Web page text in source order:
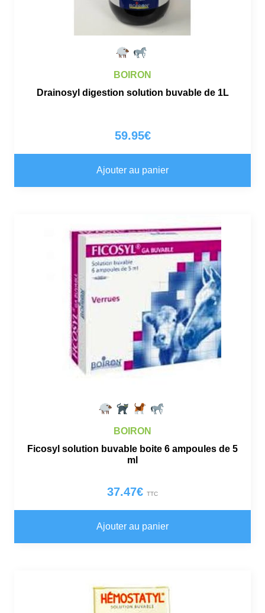
BOIRON
Drainosyl digestion solution buvable de 1L
59.95€
Ajouter au panier
BOIRON
Ficosyl solution buvable boite 6 ampoules de 5
ml
37.47€ TTC
Ajouter au panier